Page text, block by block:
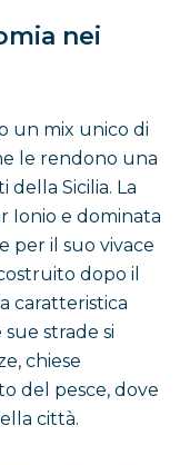
nei
un mix unico di
le rendono una
Sicilia. La
Ionio e dominata
per il suo vivace
dopo il
caratteristica
strade si
chiese
del pesce, dove
città.